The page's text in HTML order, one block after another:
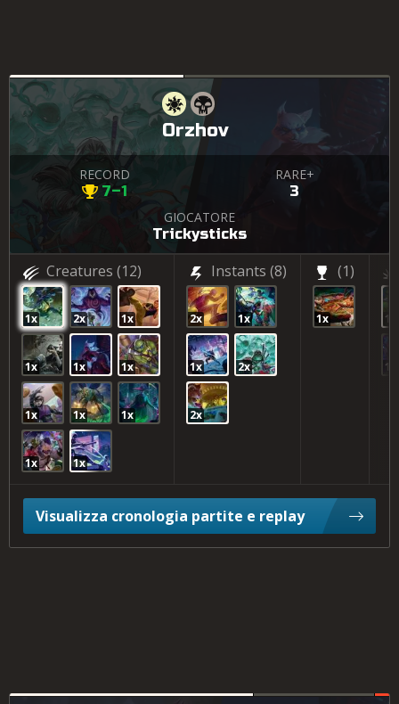
Orzhov
RECORD
7–1
RARE+
3
GIOCATORE
Trickysticks
Creatures (12)
1x 2x 1x
1x 1x 1x
1x 1x 1x
1x 1x
Instants (8)
2x 1x
1x 2x
2x
(1)
1x 1x
1x
Visualizza cronologia partite e replay